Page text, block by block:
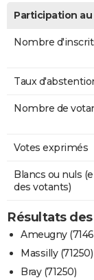
Participation
Nombre
Taux
Nombre de
Votes exprimés
Blancs ou nuls
des votants)
Résultats
Ameugny
Massilly (71250)
Bray (71250)